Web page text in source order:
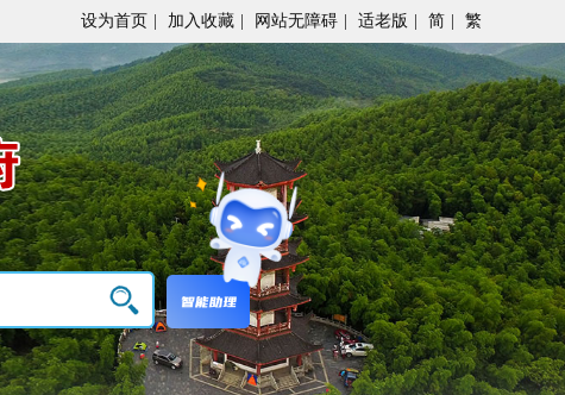
设为首页 加入收藏 网站无障碍 适老版 简 繁